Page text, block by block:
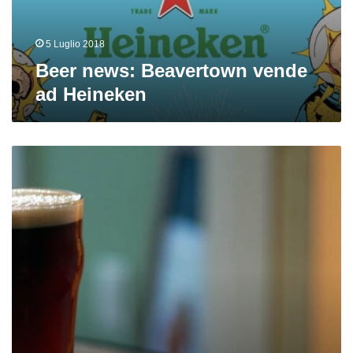
5 Luglio 2018
Beer news: Beavertown vende
ad Heineken
british
fuori
dagli